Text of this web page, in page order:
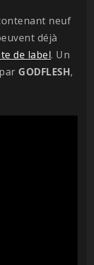
neuf
déjà
de label. Un
GODFLESH,